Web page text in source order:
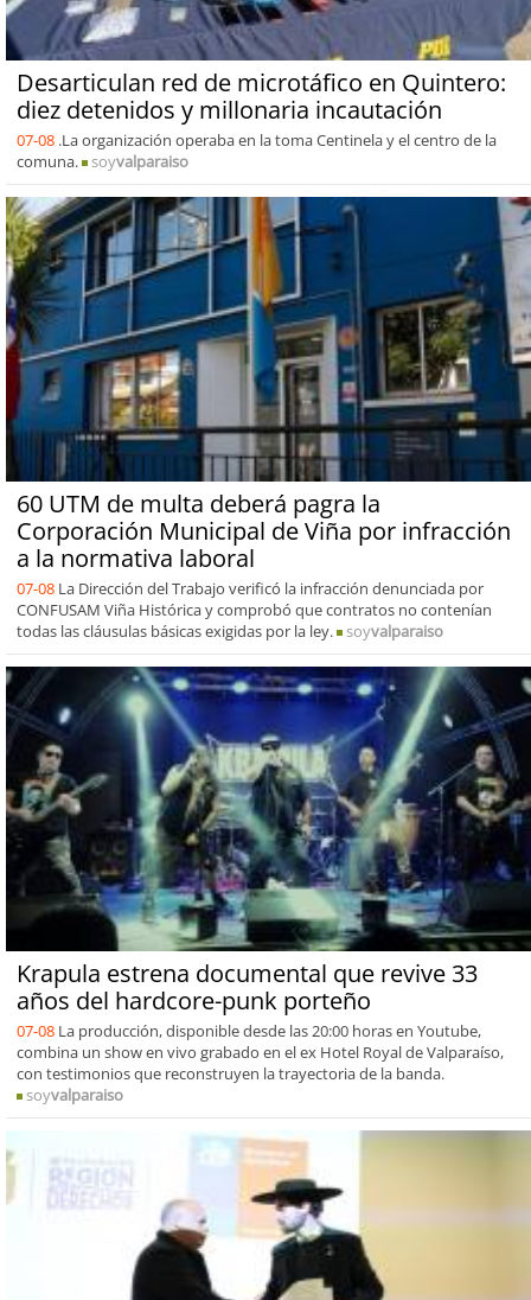
Desarticulan red de microtáfico en Quintero:
diez detenidos y millonaria incautación
07-08 .La organización operaba en la toma Centinela y el centro de la
comuna.
soyvalparaiso
60 UTM de multa deberá pagra la
Corporación Municipal de Viña por infracción
a la normativa laboral
07-08 La Dirección del Trabajo verificó la infracción denunciada por
CONFUSAM Viña Histórica y comprobó que contratos no contenían
todas las cláusulas básicas exigidas por la ley.
soyvalparaiso
Krapula estrena documental que revive 33
años del hardcore-punk porteño
07-08 La producción, disponible desde las 20:00 horas en Youtube,
combina un show en vivo grabado en el ex Hotel Royal de Valparaíso,
con testimonios que reconstruyen la trayectoria de la banda.
soyvalparaiso